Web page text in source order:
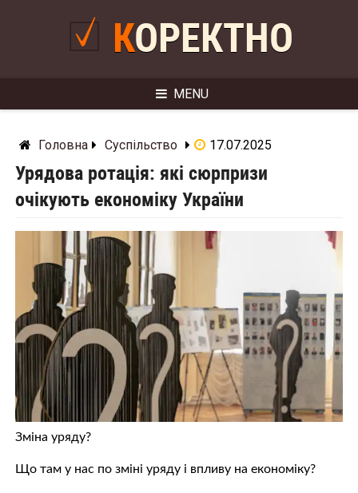
КОРЕКТНО
MENU
Головна Суспільство 17.07.2025
Урядова ротація: які сюрпризи
очікують економіку України
Зміна уряду?
Що там у нас по зміні уряду і впливу на економіку?